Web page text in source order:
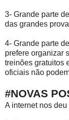
3- Grande parte
das grandes
4- Grande parte
prefere organizar
treinões gratuitos
oficiais não
#NOVAS
A internet nos